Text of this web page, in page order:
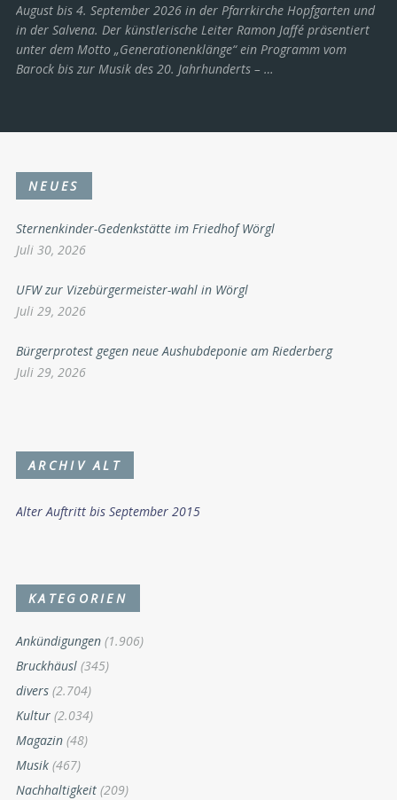
August bis 4. September 2026 in der Pfarrkirche Hopfgarten und
in der Salvena. Der künstlerische Leiter Ramon Jaffé präsentiert
unter dem Motto „Generationenklänge“ ein Programm vom
Barock bis zur Musik des 20. Jahrhunderts ­– …
NEUES
Sternenkinder-Gedenkstätte im Friedhof Wörgl
Juli 30, 2026
UFW zur Vizebürgermeister-wahl in Wörgl
Juli 29, 2026
Bürgerprotest gegen neue Aushubdeponie am Riederberg
Juli 29, 2026
ARCHIV ALT
Alter Auftritt bis September 2015
KATEGORIEN
Ankündigungen (1.906)
Bruckhäusl (345)
divers (2.704)
Kultur (2.034)
Magazin (48)
Musik (467)
Nachhaltigkeit (209)